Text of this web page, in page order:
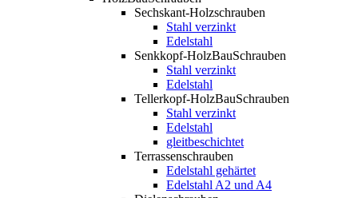
Sechskant-Holzschrauben
Stahl verzinkt
Edelstahl
Senkkopf-HolzBauSchrauben
Stahl verzinkt
Edelstahl
Tellerkopf-HolzBauSchrauben
Stahl verzinkt
Edelstahl
gleitbeschichtet
Terrassenschrauben
Edelstahl gehärtet
Edelstahl A2 und A4